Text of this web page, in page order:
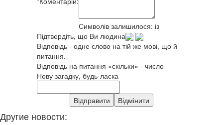
Символів залишилося: із
Підтвердіть, що Ви людина
Відповідь - одне слово на тій же мові, що й
питання.
Відповідь на питання «скільки» - число
Нову загадку, будь-ласка
Другие новости: